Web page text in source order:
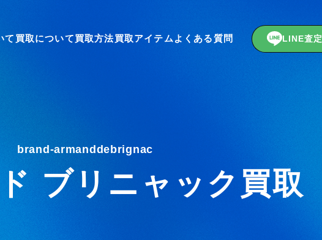
て 買取について買取方法買取アイテム よくある質問 LINE査定
brand-armanddebrignac
ブリニャック買取